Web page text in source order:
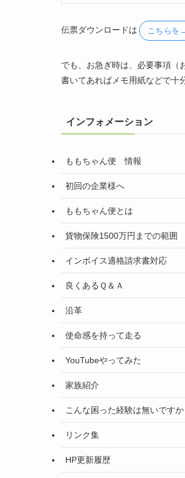
伝票ダウンロードは こちらを
でも、お急ぎ時は、必要事項（
書いてあればメモ用紙などで十
インフォメーション
ももちゃん便 情報
初回の企業様へ
ももちゃん便とは
貨物保険1500万円までの範囲
インボイス適格請求書対応
良くあるＱ＆Ａ
沿革
使命感を持って走る
YouTubeやってみた
家族紹介
こんな困った経験は無いですか
リンク集
HP更新履歴